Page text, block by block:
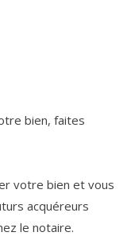
bien, faites
votre bien et vous
acquéreurs
le notaire.